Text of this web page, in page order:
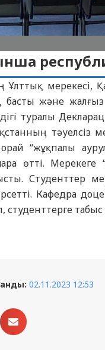
Ұлттық
басты және
туралы
тәуелсіз
орай “жұқпалы
өтті. Мерекеге
Студенттер
Кафедра
табыс
02.11.2023 12:53